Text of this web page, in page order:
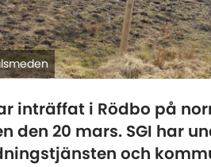
inträffat i Rödbo på
den 20 mars. SGI har
och